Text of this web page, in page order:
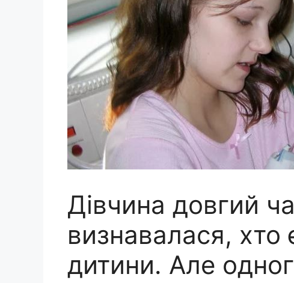
Дівчина довгий
визнавалася, хто
дитини. Але